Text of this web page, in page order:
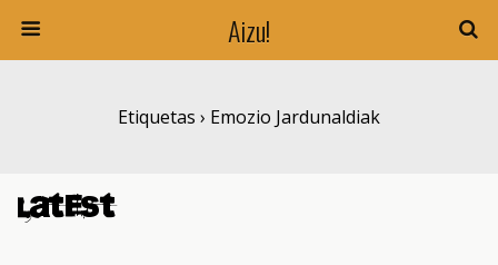
Aizu!
Etiquetas › Emozio Jardunaldiak
Latest